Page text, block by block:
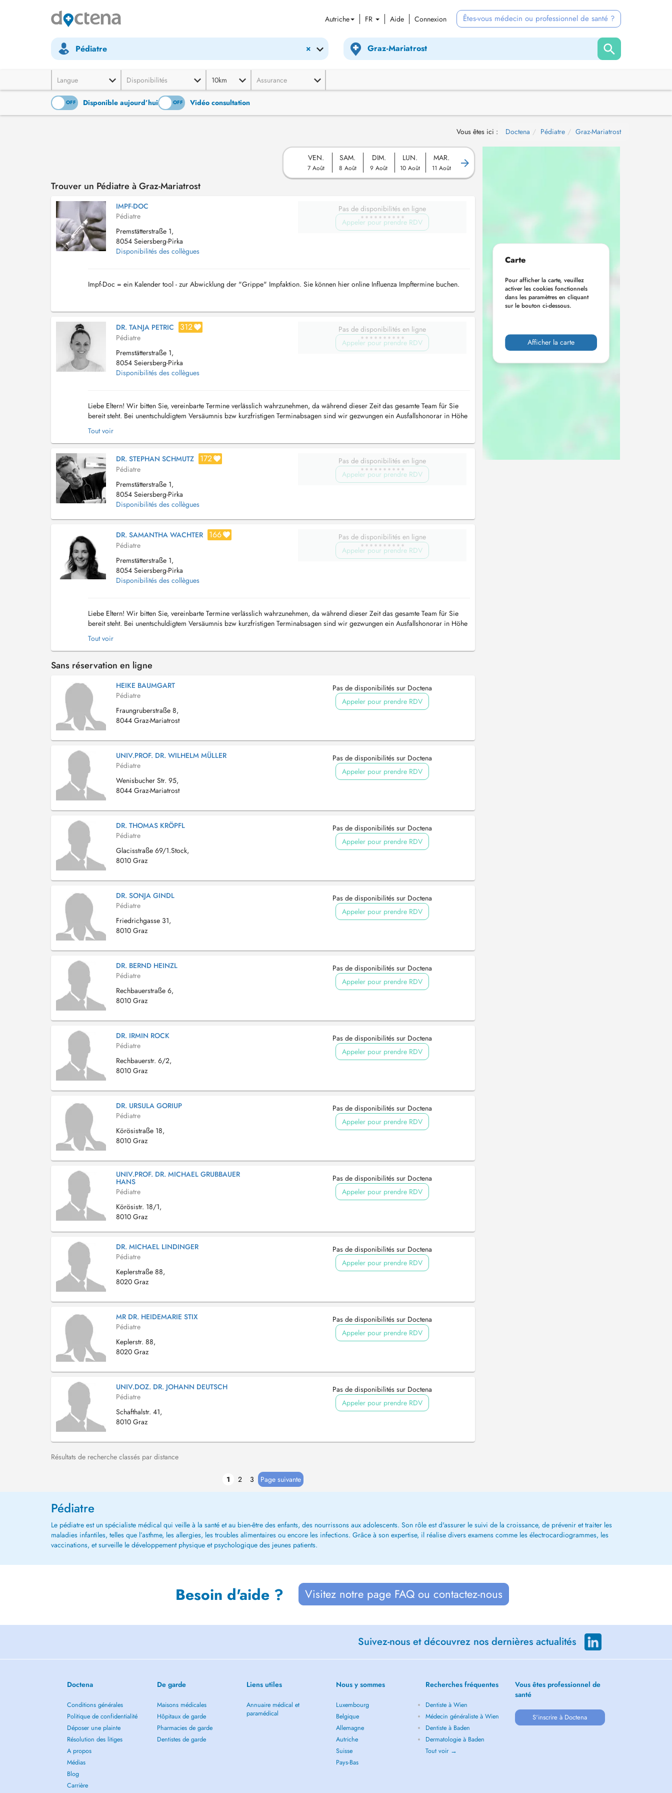
Autriche FR Aide Connexion Êtes-vous médecin ou professionnel de santé ?
×
Pédiatre
Langue Disponibilités 10km Assurance
OFF Disponible aujourd’hui
ON OFF Vidéo consultation
Vous êtes ici : Doctena Pédiatre Graz-Mariatrost
VEN.
7 Août
SAM.
8 Août
DIM.
9 Août
LUN.
10 Août
MAR.
11 Août
Trouver un Pédiatre à Graz-Mariatrost
IMPF-DOC
Pédiatre
Premstätterstraße 1,
8054 Seiersberg-Pirka
Disponibilités des collègues
Pas de disponibilités en ligne
Appeler pour prendre RDV
Impf-Doc = ein Kalender tool - zur Abwicklung der "Grippe" Impfaktion. Sie können hier online Influenza Impftermine buchen.
DR. TANJA PETRIC 312
Pédiatre
Premstätterstraße 1,
8054 Seiersberg-Pirka
Disponibilités des collègues
Pas de disponibilités en ligne
Appeler pour prendre RDV
Liebe Eltern! Wir bitten Sie, vereinbarte Termine verlässlich wahrzunehmen, da während dieser Zeit das gesamte Team für Sie
bereit steht. Bei unentschuldigtem Versäumnis bzw kurzfristigen Terminabsagen sind wir gezwungen ein Ausfallshonorar in Höhe
von 78 Euro in Rechnung zu stellen. Vielen Da...
Tout voir
DR. STEPHAN SCHMUTZ 172
Pédiatre
Premstätterstraße 1,
8054 Seiersberg-Pirka
Disponibilités des collègues
Pas de disponibilités en ligne
Appeler pour prendre RDV
DR. SAMANTHA WACHTER 166
Pédiatre
Premstätterstraße 1,
8054 Seiersberg-Pirka
Disponibilités des collègues
Pas de disponibilités en ligne
Appeler pour prendre RDV
Liebe Eltern! Wir bitten Sie, vereinbarte Termine verlässlich wahrzunehmen, da während dieser Zeit das gesamte Team für Sie
bereit steht. Bei unentschuldigtem Versäumnis bzw kurzfristigen Terminabsagen sind wir gezwungen ein Ausfallshonorar in Höhe
von 78 Euro in Rechnung zu stellen. Vielen Da...
Tout voir
Sans réservation en ligne
HEIKE BAUMGART
Pédiatre
Fraungruberstraße 8,
8044 Graz-Mariatrost
Pas de disponibilités sur Doctena
Appeler pour prendre RDV
UNIV.PROF. DR. WILHELM MÜLLER
Pédiatre
Wenisbucher Str. 95,
8044 Graz-Mariatrost
Pas de disponibilités sur Doctena
Appeler pour prendre RDV
DR. THOMAS KRÖPFL
Pédiatre
Glacisstraße 69/1.Stock,
8010 Graz
Pas de disponibilités sur Doctena
Appeler pour prendre RDV
DR. SONJA GINDL
Pédiatre
Friedrichgasse 31,
8010 Graz
Pas de disponibilités sur Doctena
Appeler pour prendre RDV
DR. BERND HEINZL
Pédiatre
Rechbauerstraße 6,
8010 Graz
Pas de disponibilités sur Doctena
Appeler pour prendre RDV
DR. IRMIN ROCK
Pédiatre
Rechbauerstr. 6/2,
8010 Graz
Pas de disponibilités sur Doctena
Appeler pour prendre RDV
DR. URSULA GORIUP
Pédiatre
Körösistraße 18,
8010 Graz
Pas de disponibilités sur Doctena
Appeler pour prendre RDV
UNIV.PROF. DR. MICHAEL GRUBBAUER
HANS
Pédiatre
Körösistr. 18/1,
8010 Graz
Pas de disponibilités sur Doctena
Appeler pour prendre RDV
DR. MICHAEL LINDINGER
Pédiatre
Keplerstraße 88,
8020 Graz
Pas de disponibilités sur Doctena
Appeler pour prendre RDV
MR DR. HEIDEMARIE STIX
Pédiatre
Keplerstr. 88,
8020 Graz
Pas de disponibilités sur Doctena
Appeler pour prendre RDV
UNIV.DOZ. DR. JOHANN DEUTSCH
Pédiatre
Schafthalstr. 41,
8010 Graz
Pas de disponibilités sur Doctena
Appeler pour prendre RDV
Résultats de recherche classés par distance
1 2 3 Page suivante
Carte
Pour afficher la carte, veuillez
activer les cookies fonctionnels
dans les paramètres en cliquant
sur le bouton ci-dessous.
Afficher la carte
Pédiatre
Le pédiatre est un spécialiste médical qui veille à la santé et au bien-être des enfants, des nourrissons aux adolescents. Son rôle est d'assurer le suivi de la croissance, de prévenir et traiter les
maladies infantiles, telles que l’asthme, les allergies, les troubles alimentaires ou encore les infections. Grâce à son expertise, il réalise divers examens comme les électrocardiogrammes, les
vaccinations, et surveille le développement physique et psychologique des jeunes patients.
Besoin d'aide ? Visitez notre page FAQ ou contactez-nous
Suivez-nous et découvrez nos dernières actualités
Doctena
Conditions générales
Politique de confidentialité
Déposer une plainte
Résolution des litiges
A propos
Médias
Blog
Carrière
De garde
Maisons médicales
Hôpitaux de garde
Pharmacies de garde
Dentistes de garde
Liens utiles
Annuaire médical et
paramédical
Nous y sommes
Luxembourg
Belgique
Allemagne
Autriche
Suisse
Pays-Bas
Recherches fréquentes
Dentiste à Wien
Médecin généraliste à Wien
Dentiste à Baden
Dermatologie à Baden
Tout voir →
Vous êtes professionnel de
santé
S'inscrire à Doctena